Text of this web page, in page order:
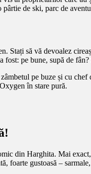
de ski, parc de
să vă devoalez
pe bune, supă de
pe buze și cu
în stare pură.
din Harghita. Mai exact,
gustoasă –